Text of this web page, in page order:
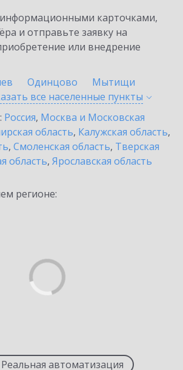
карточками,
и отправьте заявку на
или внедрение
Одинцово
Мытищи
все населенные пункты
Россия, Москва и Московская
область, Калужская область,
, Смоленская область, Тверская
область, Ярославская область
регионе:
Реальная автоматизация